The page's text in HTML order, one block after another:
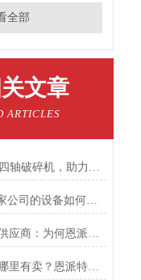
全部
文章
ARTICLES
恩派特MSC-E系列四轴破碎机，助力固废回收从高难度走向高效率！
铝屑变“金块”：这家公司的设备如何让废料年增值千万？
机加工铝屑压饼机供应商：为何恩派特是您的优选合作伙伴
机加工铝屑压饼机哪里有卖？恩派特品牌是您的明智之选！